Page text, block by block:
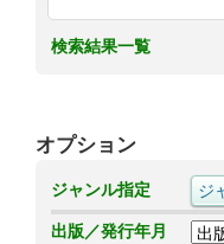
検索結果一覧
オプション
ジャンル指定
出版／発行年月